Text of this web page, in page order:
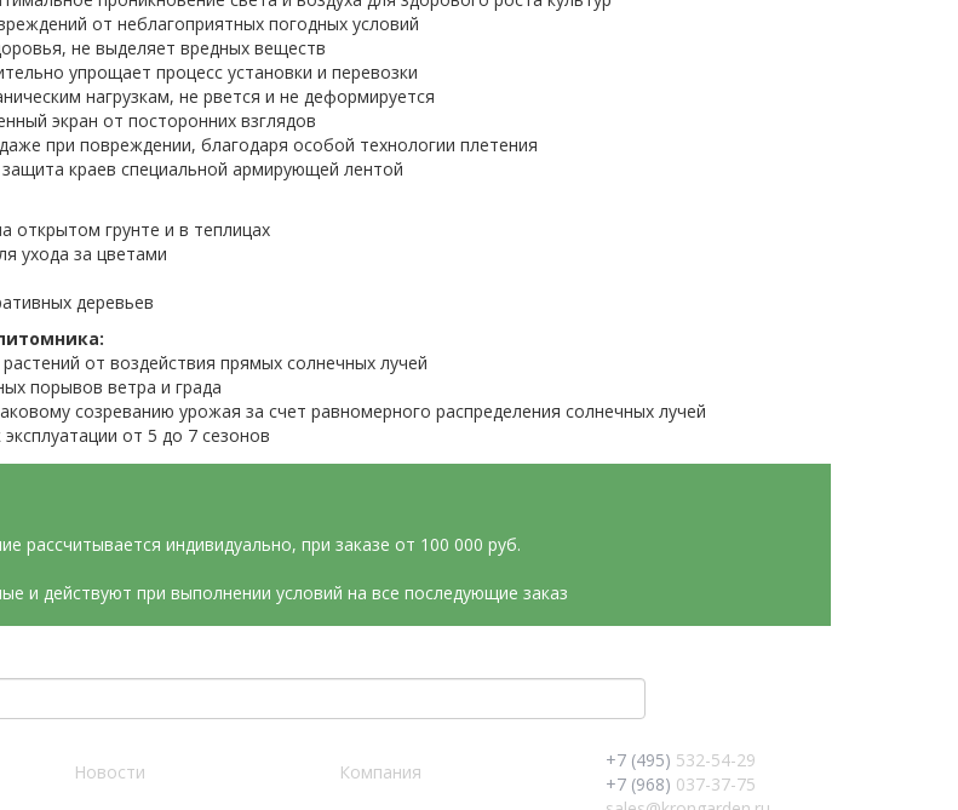
от неблагоприятных погодных условий
не выделяет вредных веществ
упрощает процесс установки и перевозки
нагрузкам, не рвется и не деформируется
экран от посторонних взглядов
при повреждении, благодаря особой технологии плетения
краев специальной армирующей лентой
открытом грунте и в теплицах
ухода за цветами
деревьев
от воздействия прямых солнечных лучей
порывов ветра и града
созреванию урожая за счет равномерного распределения солнечных лучей
от 5 до 7 сезонов
рассчитывается индивидуально, при заказе от 100 000 руб.
и действуют при выполнении условий на все последующие заказ
Новости
Компания
+7 (495) 532-54-29
+7 (968) 037-37-75